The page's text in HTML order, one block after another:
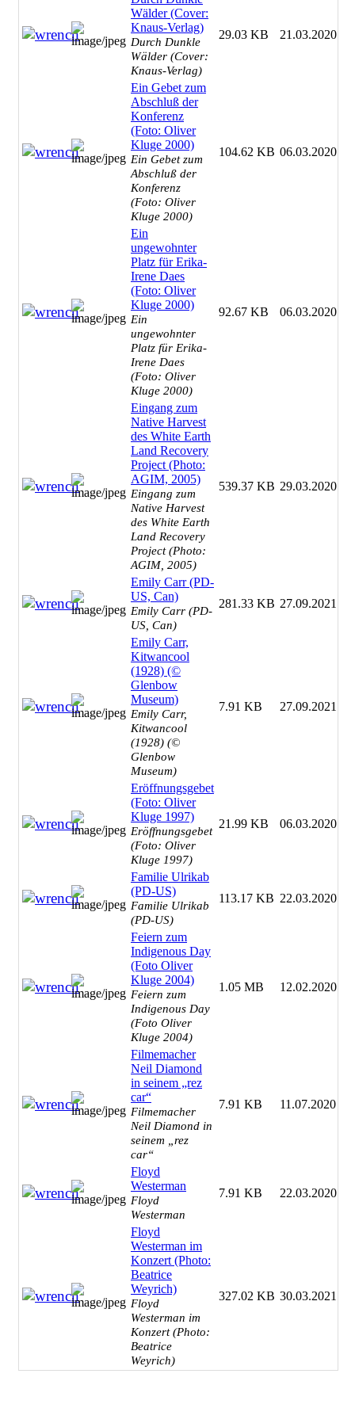
Wälder (Cover:
Knaus-Verlag)
Durch Dunkle
Wälder (Cover:
Knaus-Verlag)
29.03 KB 21.03.2020
Ein Gebet zum
Abschluß der
Konferenz
(Foto: Oliver
Kluge 2000)
Ein Gebet zum
Abschluß der
Konferenz
(Foto: Oliver
Kluge 2000)
104.62 KB 06.03.2020
Ein
ungewohnter
Platz für Erika-
Irene Daes
(Foto: Oliver
Kluge 2000)
Ein
ungewohnter
Platz für Erika-
Irene Daes
(Foto: Oliver
Kluge 2000)
92.67 KB 06.03.2020
Eingang zum
Native Harvest
des White Earth
Land Recovery
Project (Photo:
AGIM, 2005)
Eingang zum
Native Harvest
des White Earth
Land Recovery
Project (Photo:
AGIM, 2005)
539.37 KB 29.03.2020
Emily Carr (PD-
US, Can)
Emily Carr (PD-
US, Can)
281.33 KB 27.09.2021
Emily Carr,
Kitwancool
(1928) (©
Glenbow
Museum)
Emily Carr,
Kitwancool
(1928) (©
Glenbow
Museum)
7.91 KB 27.09.2021
Eröffnungsgebet
(Foto: Oliver
Kluge 1997)
Eröffnungsgebet
(Foto: Oliver
Kluge 1997)
21.99 KB 06.03.2020
Familie Ulrikab
(PD-US)
Familie Ulrikab
(PD-US)
113.17 KB 22.03.2020
Feiern zum
Indigenous Day
(Foto Oliver
Kluge 2004)
Feiern zum
Indigenous Day
(Foto Oliver
Kluge 2004)
1.05 MB 12.02.2020
Filmemacher
Neil Diamond
in seinem „rez
car“
Filmemacher
Neil Diamond in
seinem „rez
car“
7.91 KB 11.07.2020
Floyd
Westerman
Floyd
Westerman
7.91 KB 22.03.2020
Floyd
Westerman im
Konzert (Photo:
Beatrice
Weyrich)
Floyd
Westerman im
Konzert (Photo:
Beatrice
Weyrich)
327.02 KB 30.03.2021